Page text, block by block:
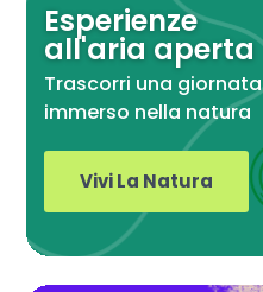
Esperienze
all'aria aperta
Trascorri una giornata
immerso nella natura
Vivi La Natura